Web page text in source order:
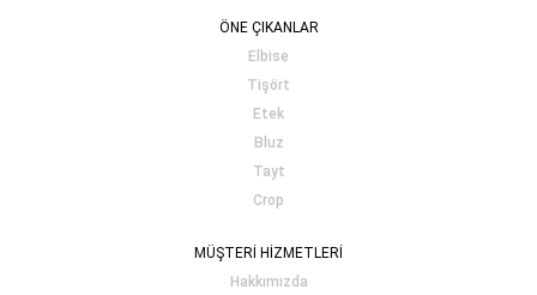
ÖNE ÇIKANLAR
Elbise
Tişört
Etek
Bluz
Tayt
Crop
MÜŞTERİ HİZMETLERİ
Hakkımızda